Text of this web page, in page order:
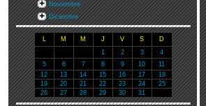
Noviembre
Diciembre
L M M J V S
D
1
2 3
4
5
6 7 8 9 10
11
12
13 14 15 16 17
18
19
20 21 22 23 24
25
26
27 28 29 30 31